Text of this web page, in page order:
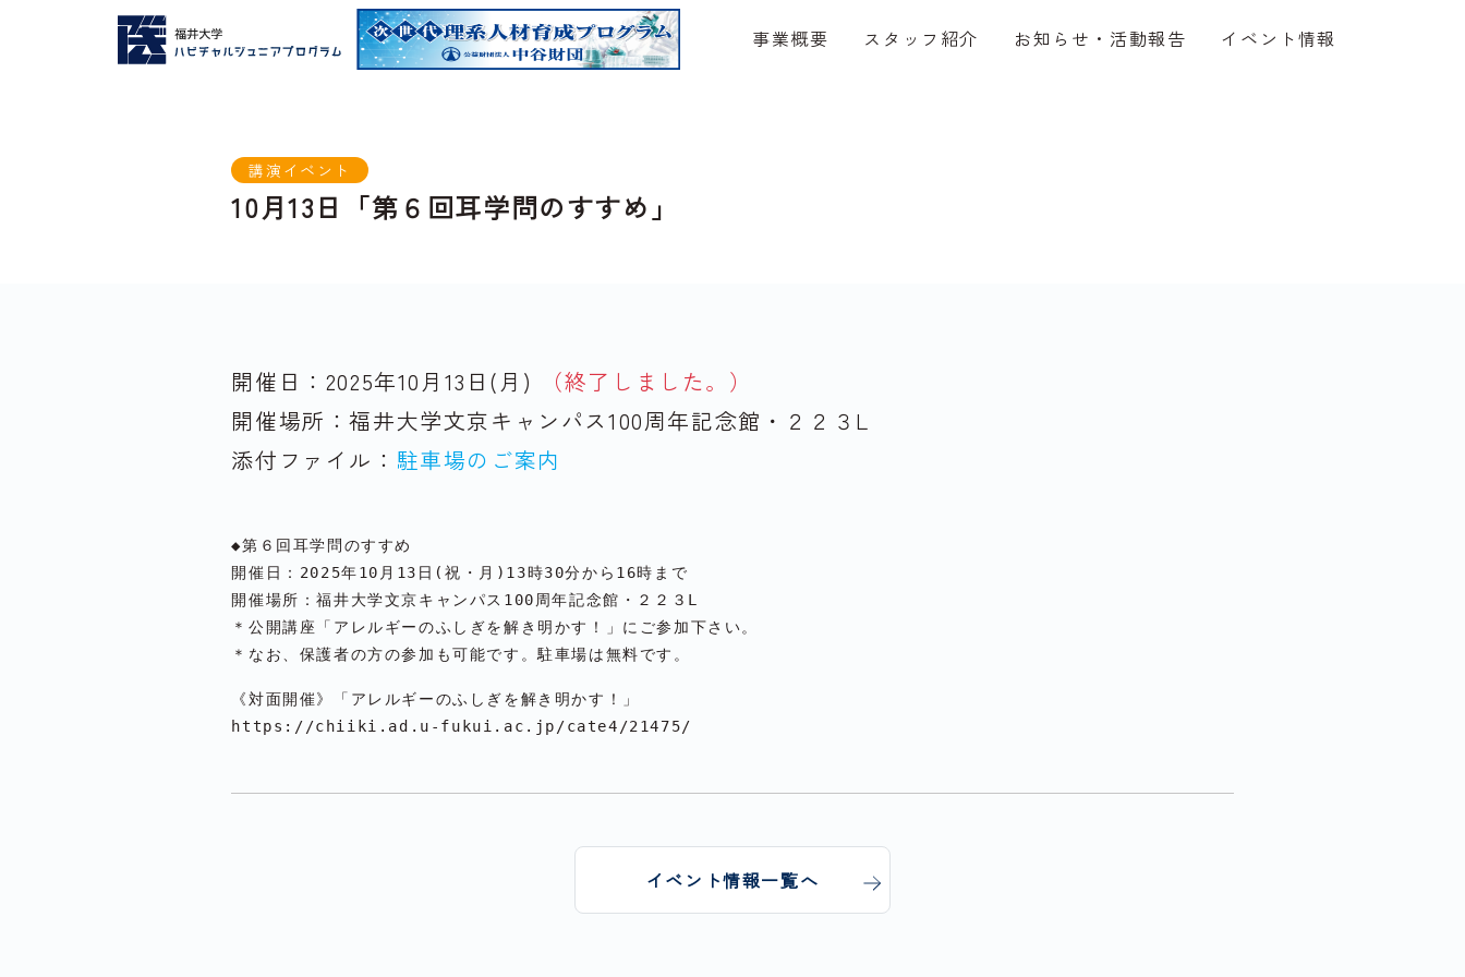
事業概要 スタッフ紹介 お知らせ・活動報告 イベント情報
講演イベント
10月13日「第６回耳学問のすすめ」
開催日： 2025年10月 13日 (月)
（終了しました。）
開催場所：福井大学文京キャンパス100周年記念館・２２３L
添付ファイル： 駐車場のご案内
◆第６回耳学問のすすめ
開催日：2025年10月13日(祝・月)13時30分から16時まで
開催場所：福井大学文京キャンパス100周年記念館・２２３L
＊公開講座「アレルギーのふしぎを解き明かす！」にご参加下さい。
https://chiiki.ad.u-fukui.ac.jp/cate4/21475/
イベント情報一覧へ